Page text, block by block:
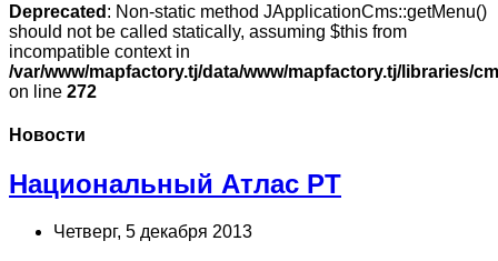
Deprecated : Non-static method JApplicationCms::getMenu()
should not be called statically, assuming $this from
incompatible context in
/var/www/mapfactory.tj/data/www/mapfactory.tj/libraries/
on line 272
Новости
Национальный Атлас РТ
Четверг, 5 декабря 2013